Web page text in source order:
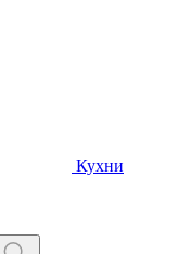
Кухни